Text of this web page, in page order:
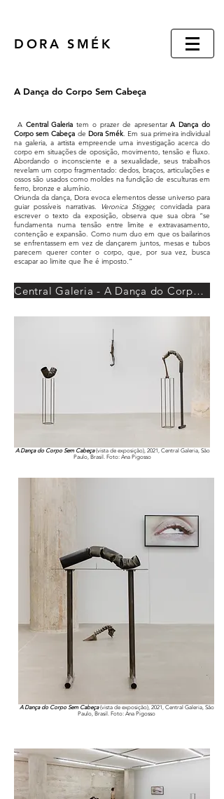
DORA SMÉK
A Dança do Corpo Sem Cabeça
A Central Galeria tem o prazer de apresentarA Dança do
Corpo sem Cabeça de Dora Smék. Em sua primeira individual
na galeria, a artista empreende uma investigação acerca do
corpo em situações de oposição, movimento, tensão e fluxo.
Abordando o inconsciente e a sexualidade, seus trabalhos
revelam um corpo fragmentado: dedos, braços, articulações e
ossos são usados como moldes na fundição de esculturas em
ferro, bronze e alumínio.
Oriunda da dança, Dora evoca elementos desse universo para
guiar possíveis narrativas. Veronica Stigger, convidada para
escrever o texto da exposição, observa que sua obra “se
fundamenta numa tensão entre limite e extravasamento,
contenção e expansão. Como num duo em que os bailarinos
se enfrentassem em vez de dançarem juntos, mesas e tubos
parecem querer conter o corpo, que, por sua vez, busca
escapar ao limite que lhe é imposto.”
Central Galeria - A Dança do Corpo Sem Cabeça
A Dança do Corpo Sem Cabeça(vista de exposição), 2021, Central Galeria, São
Paulo, Brasil. Foto: Ana Pigosso
A Dança do Corpo Sem Cabeça(vista de exposição), 2021, Central Galeria, São
Paulo, Brasil. Foto: Ana Pigosso